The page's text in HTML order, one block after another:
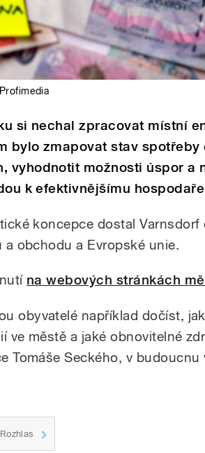
Profimedia
si nechal zpracovat místní
bylo zmapovat stav spotřeby
vyhodnotit možnosti úspor a
k efektivnějšímu
koncepce dostal Varnsdorf
obchodu a Evropské unie.
na webových stránkách
obyvatelé například dočíst,
ve městě a jaké obnovitelné
Tomáše Seckého, v budoucnu